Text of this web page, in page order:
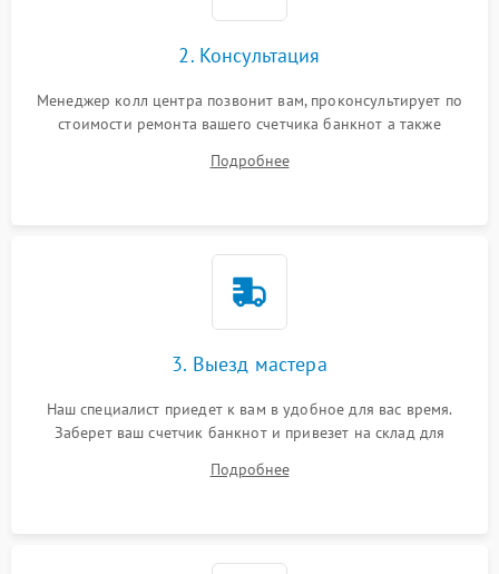
2. Консультация
Менеджер колл центра позвонит вам, проконсультирует по
стоимости ремонта вашего счетчика банкнот а также
Подробнее
3. Выезд мастера
Наш специалист приедет к вам в удобное для вас время.
Заберет ваш счетчик банкнот и привезет на склад для
Подробнее